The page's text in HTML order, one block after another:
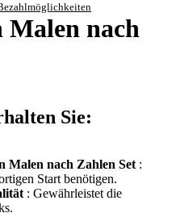
nach
Sie:
Malen nach Zahlen Set :
Start benötigen.
: Gewährleistet die